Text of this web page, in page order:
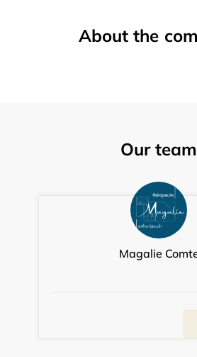
About the
Our team
Magalie